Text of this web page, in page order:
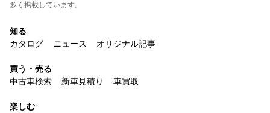
多く掲載しています。
知る
カタログ
ニュース オリジナル記事
買う・売る
中古車検索
新車見積り 車買取
楽しむ